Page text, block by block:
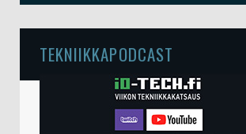
TEKNIIKKAPODCAST